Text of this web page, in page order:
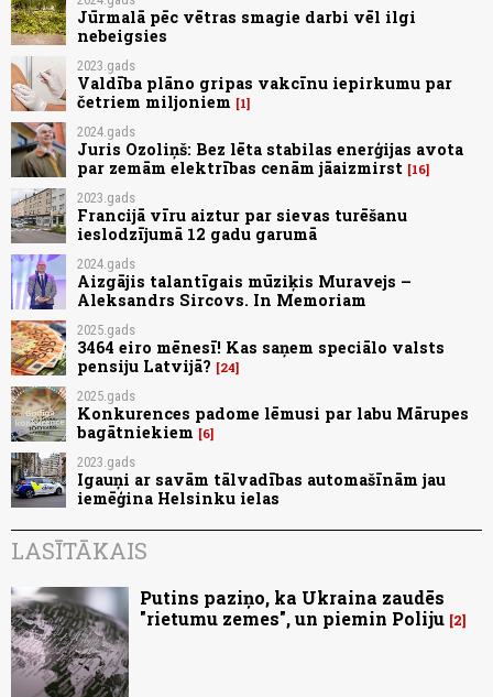
Jūrmalā pēc vētras smagie darbi vēl ilgi
nebeigsies
2023.gads
Valdība plāno gripas vakcīnu iepirkumu par
četriem miljoniem
1
2024.gads
Juris Ozoliņš: Bez lēta stabilas enerģijas avota
par zemām elektrības cenām jāaizmirst 16
2023.gads
Francijā vīru aiztur par sievas turēšanu
ieslodzījumā 12 gadu garumā
2024.gads
Aizgājis talantīgais mūziķis Muravejs –
Aleksandrs Sircovs. In Memoriam
2025.gads
3464 eiro mēnesī! Kas saņem speciālo valsts
pensiju Latvijā?
24
2025.gads
Konkurences padome lēmusi par labu Mārupes
bagātniekiem
6
2023.gads
Igauņi ar savām tālvadības automašīnām jau
iemēģina Helsinku ielas
LASĪTĀKAIS
Putins paziņo, ka Ukraina zaudēs
"rietumu zemes", un piemin Poliju 2